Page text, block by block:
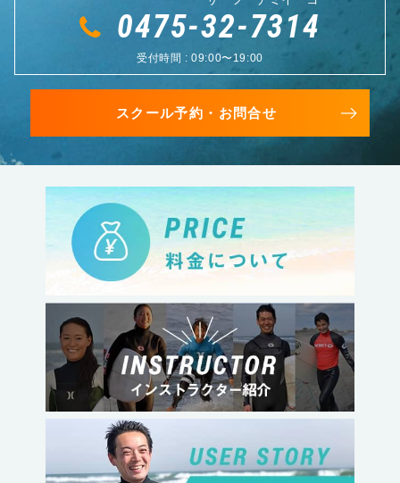
0475-32-7314
受付時間 : 09:00〜19:00
スクール予約・お問合せ